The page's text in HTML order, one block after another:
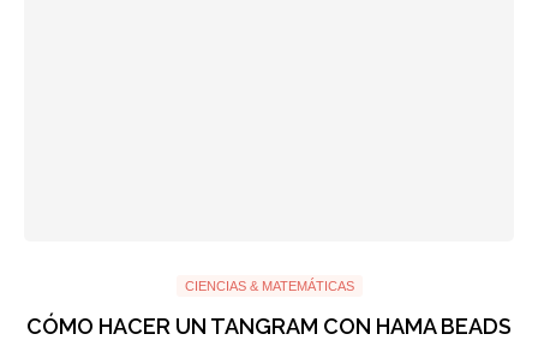
CIENCIAS & MATEMÁTICAS
CÓMO HACER UN TANGRAM CON HAMA BEADS